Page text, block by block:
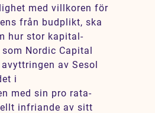
med villkoren för
från budplikt, ska
hur stor kapital-
Nordic Capital
av Sesol
i
med sin pro rata-
infriande av sitt